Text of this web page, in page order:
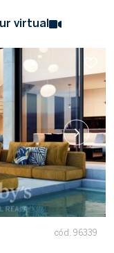
virtual
cód. 96339